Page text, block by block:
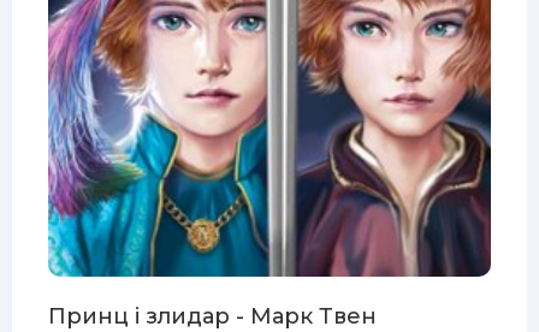
Принц і злидар - Марк Твен